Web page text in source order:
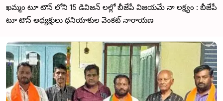
ఖమ్మం టూ టౌన్ లోని 15 డివిజన్ లల్లో బీజేపీ విజయమే నా లక్ష్యం : బీజేపీ
టూ టౌన్ అధ్యక్షులు ధనియాకుల వెంకట్ నారాయణ